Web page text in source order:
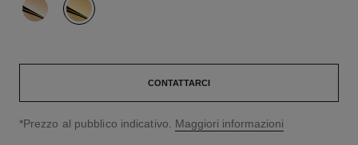
CONTATTARCI
↩
*Prezzo al pubblico indicativo. Maggiori informazioni